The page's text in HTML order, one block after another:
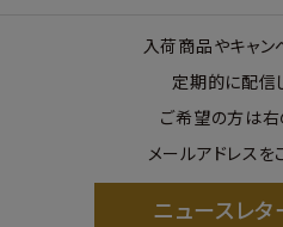
入荷商品やキャン
定期的に配信
ご希望の方は右
メールアドレスを
ニュースレ